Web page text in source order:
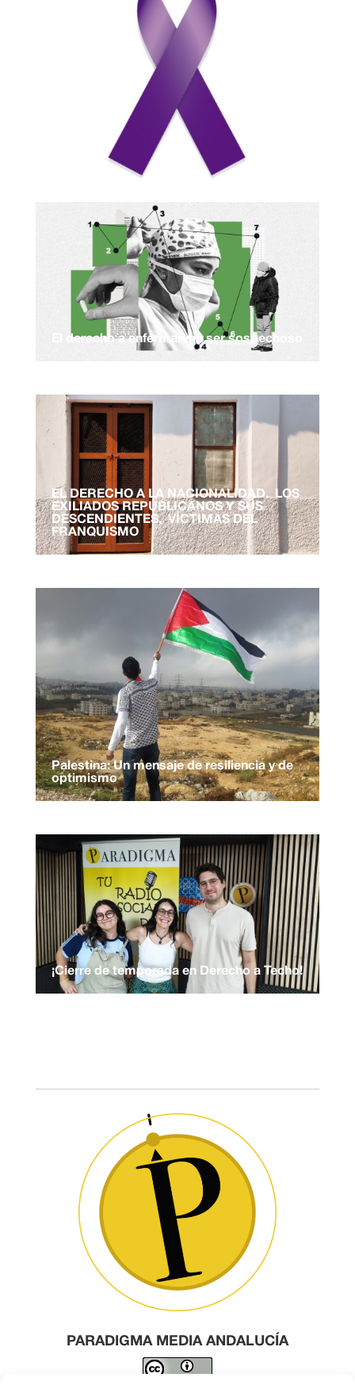
El derecho a enfermar sin ser sospechoso
EL DERECHO A LA NACIONALIDAD. LOS
EXILIADOS REPUBLICANOS Y SUS
DESCENDIENTES, VÍCTIMAS DEL
FRANQUISMO
Palestina: Un mensaje de resiliencia y de
optimismo
¡Cierre de temporada en Derecho a Techo!
PARADIGMA MEDIA ANDALUCÍA